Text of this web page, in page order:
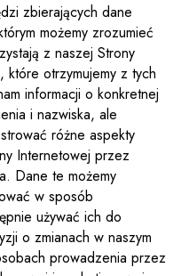
zbierających dane
możemy zrozumieć
z naszej Strony
które otrzymujemy z tych
informacji o konkretnej
i nazwiska, ale
różne aspekty
Internetowej przez
Dane te możemy
w sposób
używać ich do
o zmianach w naszym
prowadzenia przez